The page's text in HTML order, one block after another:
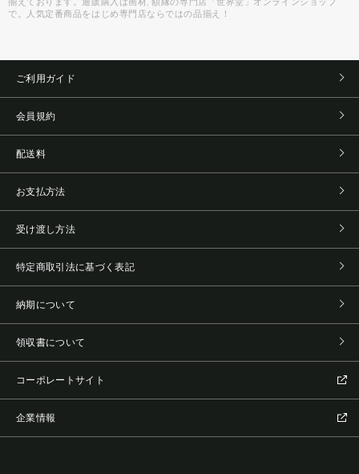
で。人気定番商品をはじめ専門店ならではの品揃え！
ご利用ガイド
会員規約
配送料
お支払方法
受け渡し方法
特定商取引法に基づく表記
納期について
領収書について
コーポレートサイト
企業情報